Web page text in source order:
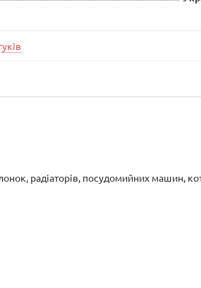
радіаторів, посудомийних машин,